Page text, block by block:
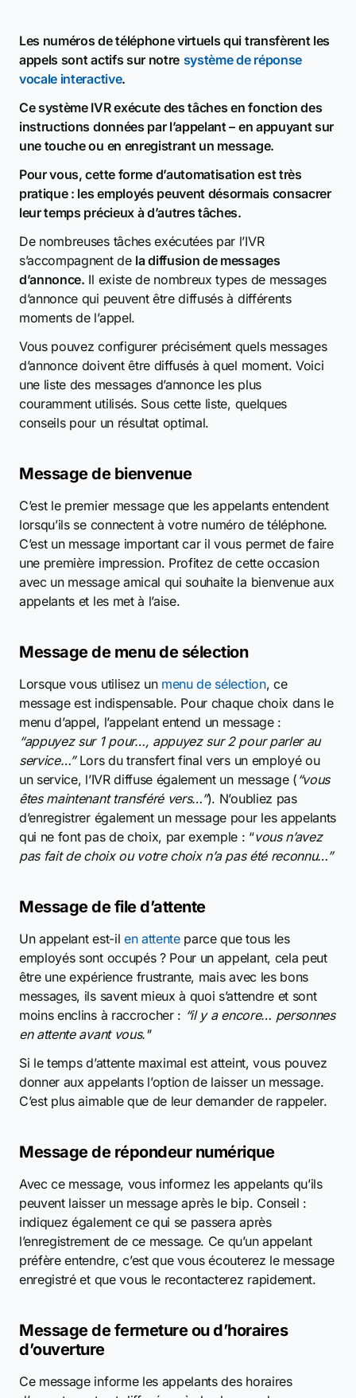
Les numéros de téléphone virtuels qui transfèrent les
appels sont actifs sur notre système de réponse
vocale interactive.
Ce système IVR exécute des tâches en fonction des
instructions données par l’appelant – en appuyant sur
une touche ou en enregistrant un message.
Pour vous, cette forme d’automatisation est très
pratique : les employés peuvent désormais consacrer
leur temps précieux à d’autres tâches.
De nombreuses tâches exécutées par l’IVR
s’accompagnent de la diffusion de messages
d’annonce. Il existe de nombreux types de messages
d’annonce qui peuvent être diffusés à différents
moments de l’appel.
Vous pouvez configurer précisément quels messages
d’annonce doivent être diffusés à quel moment. Voici
une liste des messages d’annonce les plus
couramment utilisés. Sous cette liste, quelques
conseils pour un résultat optimal.
Message de bienvenue
C’est le premier message que les appelants entendent
lorsqu’ils se connectent à votre numéro de téléphone.
C’est un message important car il vous permet de faire
une première impression. Profitez de cette occasion
avec un message amical qui souhaite la bienvenue aux
appelants et les met à l’aise.
Message de menu de sélection
Lorsque vous utilisez un menu de sélection, ce
message est indispensable. Pour chaque choix dans le
menu d’appel, l’appelant entend un message :
“appuyez sur 1 pour…, appuyez sur 2 pour parler au
service…”Lors du transfert final vers un employé ou
un service, l’IVR diffuse également un message ( “vous
êtes maintenant transféré vers…”). N’oubliez pas
d’enregistrer également un message pour les appelants
qui ne font pas de choix, par exemple : “vous n’avez
pas fait de choix ou votre choix n’a pas été reconnu…”
Message de file d’attente
Un appelant est-il en attenteparce que tous les
employés sont occupés ? Pour un appelant, cela peut
être une expérience frustrante, mais avec les bons
messages, ils savent mieux à quoi s’attendre et sont
moins enclins à raccrocher : “il y a encore… personnes
en attente avant vous."
Si le temps d’attente maximal est atteint, vous pouvez
donner aux appelants l’option de laisser un message.
C’est plus aimable que de leur demander de rappeler.
Message de répondeur numérique
Avec ce message, vous informez les appelants qu’ils
peuvent laisser un message après le bip. Conseil :
indiquez également ce qui se passera après
l’enregistrement de ce message. Ce qu’un appelant
préfère entendre, c’est que vous écouterez le message
enregistré et que vous le recontacterez rapidement.
Message de fermeture ou d’horaires
d’ouverture
Ce message informe les appelants des horaires